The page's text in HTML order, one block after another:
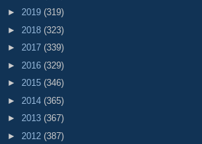
► 2019 (319)
► 2018 (323)
► 2017 (339)
► 2016 (329)
► 2015 (346)
► 2014 (365)
► 2013 (367)
► 2012 (387)